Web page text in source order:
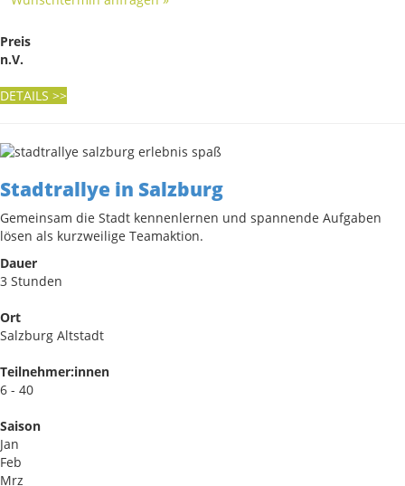
Preis
n.V.
DETAILS >>
Stadtrallye in Salzburg
Gemeinsam die Stadt kennenlernen und spannende Aufgaben
lösen als kurzweilige Teamaktion.
Dauer
3 Stunden
Ort
Salzburg Altstadt
Teilnehmer:innen
6 - 40
Saison
Jan
Feb
Mrz